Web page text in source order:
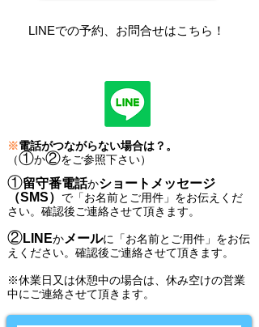
LINEでの予約、お問合せはこちら ！
※電話がつながらない場合は？。
（①か②をご参照下さい）
①留守番電話かショートメッセージ
（SMS） で 「お名前とご用件 」 をお伝えくだ
さい。 確認後ご連絡させて頂きます。
②LINEかメールに 「お名前とご用件 」 をお伝
えください。 確認後ご連絡させて頂きます。
​※休業日又は休憩中の場合は、休み空けの営業
中にご連絡させて頂きます。